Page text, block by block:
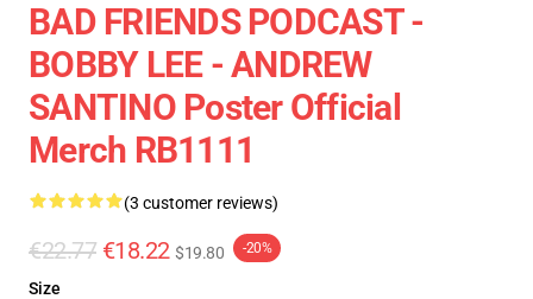
BAD FRIENDS PODCAST -
BOBBY LEE - ANDREW
SANTINO Poster Official
Merch RB1111
(3 customer reviews)
€22.77 €18.22 $19.80 -20%
Size